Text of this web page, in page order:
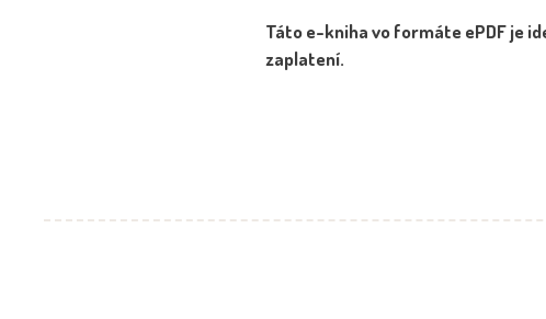
Táto e-kniha vo formáte ePDF je
zaplatení.